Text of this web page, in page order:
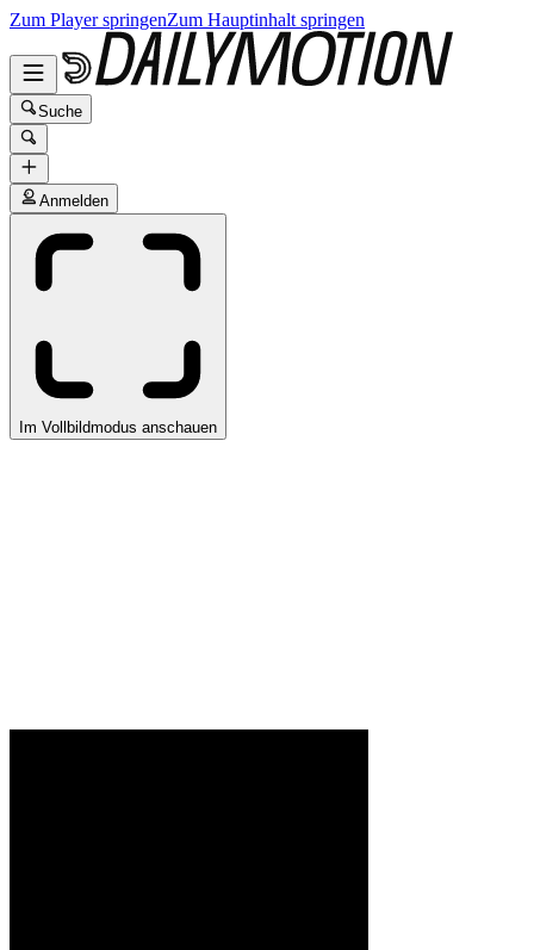
Zum Player springenZum Hauptinhalt springen
Suche
Anmelden
Im Vollbildmodus anschauen